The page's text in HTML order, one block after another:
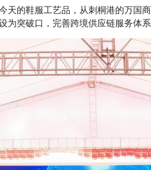
的鞋服工艺品，从刺桐港的万国
为突破口，完善跨境供应链服务体